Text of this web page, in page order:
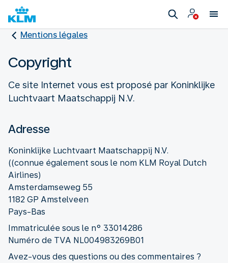
Mentions légales
Copyright
Ce site Internet vous est proposé par Koninklijke
Luchtvaart Maatschappij N.V.
Adresse
Koninklijke Luchtvaart Maatschappij N.V.
((connue également sous le nom KLM Royal Dutch
Airlines)
Amsterdamseweg 55
1182 GP Amstelveen
Pays-Bas
Immatriculée sous le n° 33014286
Numéro de TVA NL004983269B01
Avez-vous des questions ou des commentaires ?